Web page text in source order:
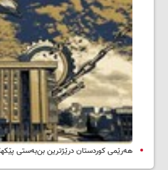
هەرێمی کوردستان درێژترین بن‌بەستی